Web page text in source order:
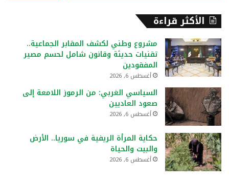
ن
الأكثر قراءة
مشروع وطني لكشف المقابر الجماعية..
تقنيات حديثة وقانون شامل لحسم مصير
المفقودين
أغسطس 6, 2026
السياسي الغربي: من الرموز اللامعة إلى
صعود العاديين
أغسطس 6, 2026
حكاية المرأة الريفية في سوريا.. الأرض
والبيت والحياة
أغسطس 6, 2026